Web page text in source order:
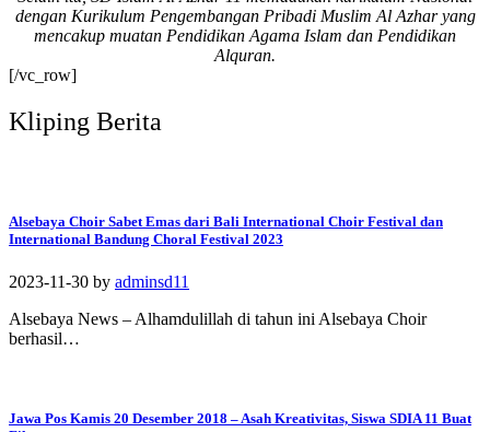
#SDIAIAzhar11Surab
aya #DiklatTakmir
#PemimpinMuda
#Berakhlak Mulia
#surabaya #sekolah
#sekolahsurabaya
dengan Kurikulum Pengembangan Pribadi Muslim Al Azhar yang
mencakup muatan Pendidikan Agama Islam dan Pendidikan
Alquran.
[/vc_row]
Kliping Berita
Alsebaya Choir Sabet Emas dari Bali International Choir Festival dan
International Bandung Choral Festival 2023
2023-11-30 by adminsd11
Alsebaya News – Alhamdulillah di tahun ini Alsebaya Choir
berhasil…
Jawa Pos Kamis 20 Desember 2018 – Asah Kreativitas, Siswa SDIA 11 Buat